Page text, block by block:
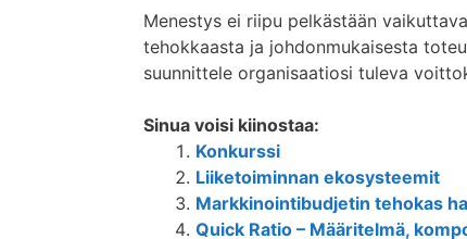
Menestys ei riipu pelkästään
tehokkaasta ja johdonmukaisesta
suunnittele organisaatiosi tuleva
Sinua voisi kiinostaa:
Konkurssi
Liiketoiminnan ekosysteemit
Markkinointibudjetin tehokas
Quick Ratio – Määritelmä,